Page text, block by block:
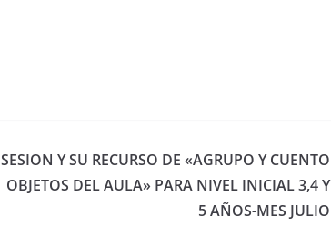
SESION Y SU RECURSO DE «AGRUPO Y CUENTO
OBJETOS DEL AULA» PARA NIVEL INICIAL 3,4 Y
5 AÑOS-MES JULIO